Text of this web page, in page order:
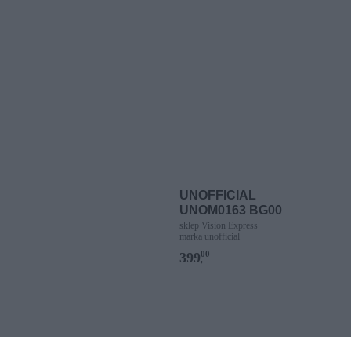
UNOFFICIAL
UNOM0163 BG00
sklep Vision Express
marka unofficial
399,
00